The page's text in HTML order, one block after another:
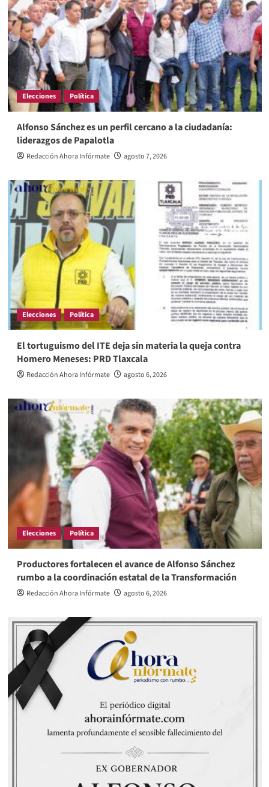
Elecciones Política
Alfonso Sánchez es un perfil cercano a la ciudadanía:
liderazgos de Papalotla
Redacción Ahora Infórmate agosto 7, 2026
Elecciones Política
El tortuguismo del ITE deja sin materia la queja contra
Homero Meneses: PRD Tlaxcala
Redacción Ahora Infórmate agosto 6, 2026
Elecciones Política
Productores fortalecen el avance de Alfonso Sánchez
rumbo a la coordinación estatal de la Transformación
Redacción Ahora Infórmate agosto 6, 2026